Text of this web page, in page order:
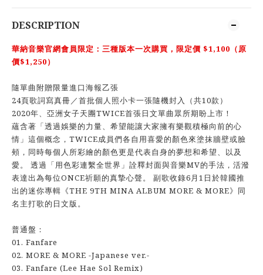
DESCRIPTION
華納音樂官網會員限定：三種版本一次購買，限定價 $1,100（原
價$1,250）
隨單曲附贈限量進口海報乙張
24頁歌詞寫真冊／首批個人照小卡一張隨機封入（共10款）
2020年、亞洲女子天團TWICE首張日文單曲眾所期盼上市！
蘊含著「透過娛樂的力量、希望能讓大家擁有樂觀積極向前的心
情」這個概念，TWICE成員們各自用喜愛的顏色來塗抹牆壁或臉
頰，同時每個人所彩繪的顏色更是代表自身的夢想和希望、以及
愛。 透過「用色彩連繫全世界」詮釋封面與音樂MV的手法，活潑
表達出為每位ONCE祈願的真摯心聲。 副歌收錄6月1日於韓國推
出的迷你專輯《THE 9TH MINA ALBUM MORE & MORE》同
名主打歌的日文版。
普通盤：
01. Fanfare
02. MORE & MORE -Japanese ver.-
03. Fanfare (Lee Hae Sol Remix)